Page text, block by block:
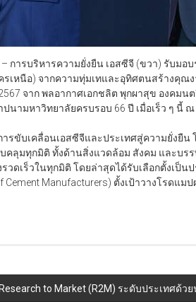
การบริหารความยั่งยืน เอสซีจี (ขวา) รับมอ
รเหนือ) จากความทุ่มเทและอุทิศตนสร้างคุ
จาก พลอากาศเอกชลิต พุกผาสุข องคม
นามหาวิทยาลัยครบรอบ 66 ปี เมื่อเร็ว ๆ นี้
ขับเคลื่อนเอสซีจีและประเทศสู่ความยั่งยืน
คลุมทุกมิติ ทั้งด้านสิ่งแวดล้อม สังคม และบร
วดเร็วในทุกมิติ โดยล่าสุดได้รับเลือกตั้งเป็
Cement Manufacturers) ตั้งเป้าวางโรด
to Market (R2M) ระดับประเทศด้